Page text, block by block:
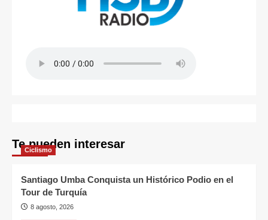
Te pueden interesar
Ciclismo
Santiago Umba Conquista un Histórico Podio en el
Tour de Turquía
8 agosto, 2026